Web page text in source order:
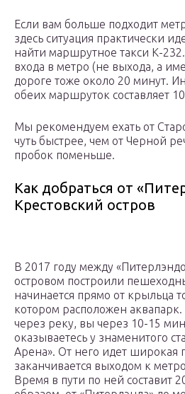
Если вам больше подходит
здесь ситуация практически
найти маршрутное такси К-
входа в метро (не выхода, а
дороге тоже около 20 минут.
обеих маршруток составляет
Мы рекомендуем ехать от
чуть быстрее, чем от Черной
пробок поменьше.
Как добраться от
Крестовский остров
В 2017 году между
островом построили
начинается прямо от крыльца
котором расположен
через реку, вы через 10-15
оказываетесь у знаменитого
Арена». От него идет широкая
заканчивается выходом к
Время в пути по ней составит